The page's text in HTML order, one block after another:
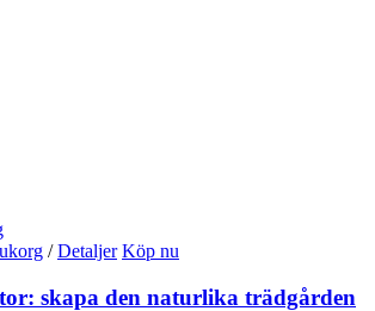
/ Detaljer Köp nu
skapa den naturlika trädgården